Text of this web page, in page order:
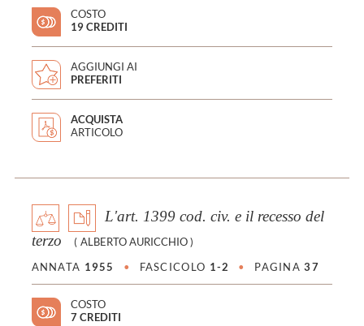
COSTO
19 CREDITI
AGGIUNGI AI
PREFERITI
ACQUISTA
ARTICOLO
L'art. 1399 cod. civ. e il recesso del
terzo
( ALBERTO AURICCHIO )
ANNATA 1955 • FASCICOLO 1-2 • PAGINA37
COSTO
7 CREDITI